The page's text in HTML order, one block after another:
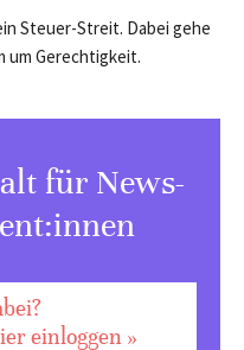
Steuer-Streit. Dabei gehe
um Gerechtigkeit.
für News-
einloggen »